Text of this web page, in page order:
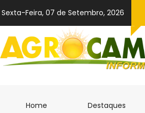
Sexta-Feira, 07 de Setembro, 2026
Home Destaques